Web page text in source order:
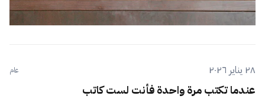
٢٨ يناير ٢٠٢٦ عام
عندما تكتب مرة واحدة فأنت لست كاتب